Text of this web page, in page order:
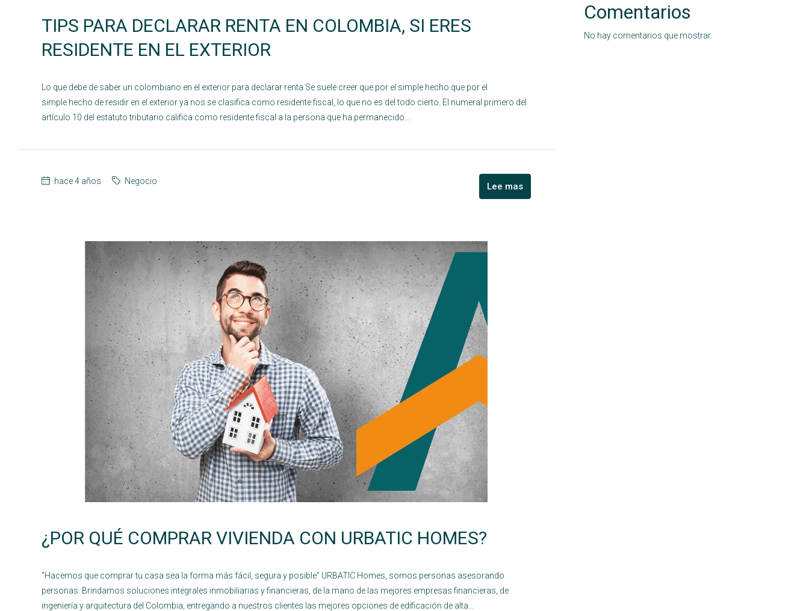
TIPS PARA DECLARAR RENTA EN COLOMBIA, SI ERES
RESIDENTE EN EL EXTERIOR
Lo que debe de saber un colombiano en el exterior para declarar renta Se suele creer que por el simple hecho que por el
simple hecho de residir en el exterior ya nos se clasifica como residente fiscal, lo que no es del todo cierto. El numeral primero del
artículo 10 del estatuto tributario califica como residente fiscal a la persona que ha permanecido...
hace 4 años Negocio Lee mas
¿POR QUÉ COMPRAR VIVIENDA CON URBATIC HOMES?
"Hacemos que comprar tu casa sea la forma más fácil, segura y posible" URBATIC Homes, somos personas asesorando
personas. Brindamos soluciones integrales inmobiliarias y financieras, de la mano de las mejores empresas financieras, de
ingeniería y arquitectura del Colombia, entregando a nuestros clientes las mejores opciones de edificación de alta...
Comentarios
No hay comentarios que mostrar.